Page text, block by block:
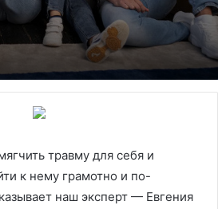
травму для себя и
к нему грамотно и по-
наш эксперт — Евгения